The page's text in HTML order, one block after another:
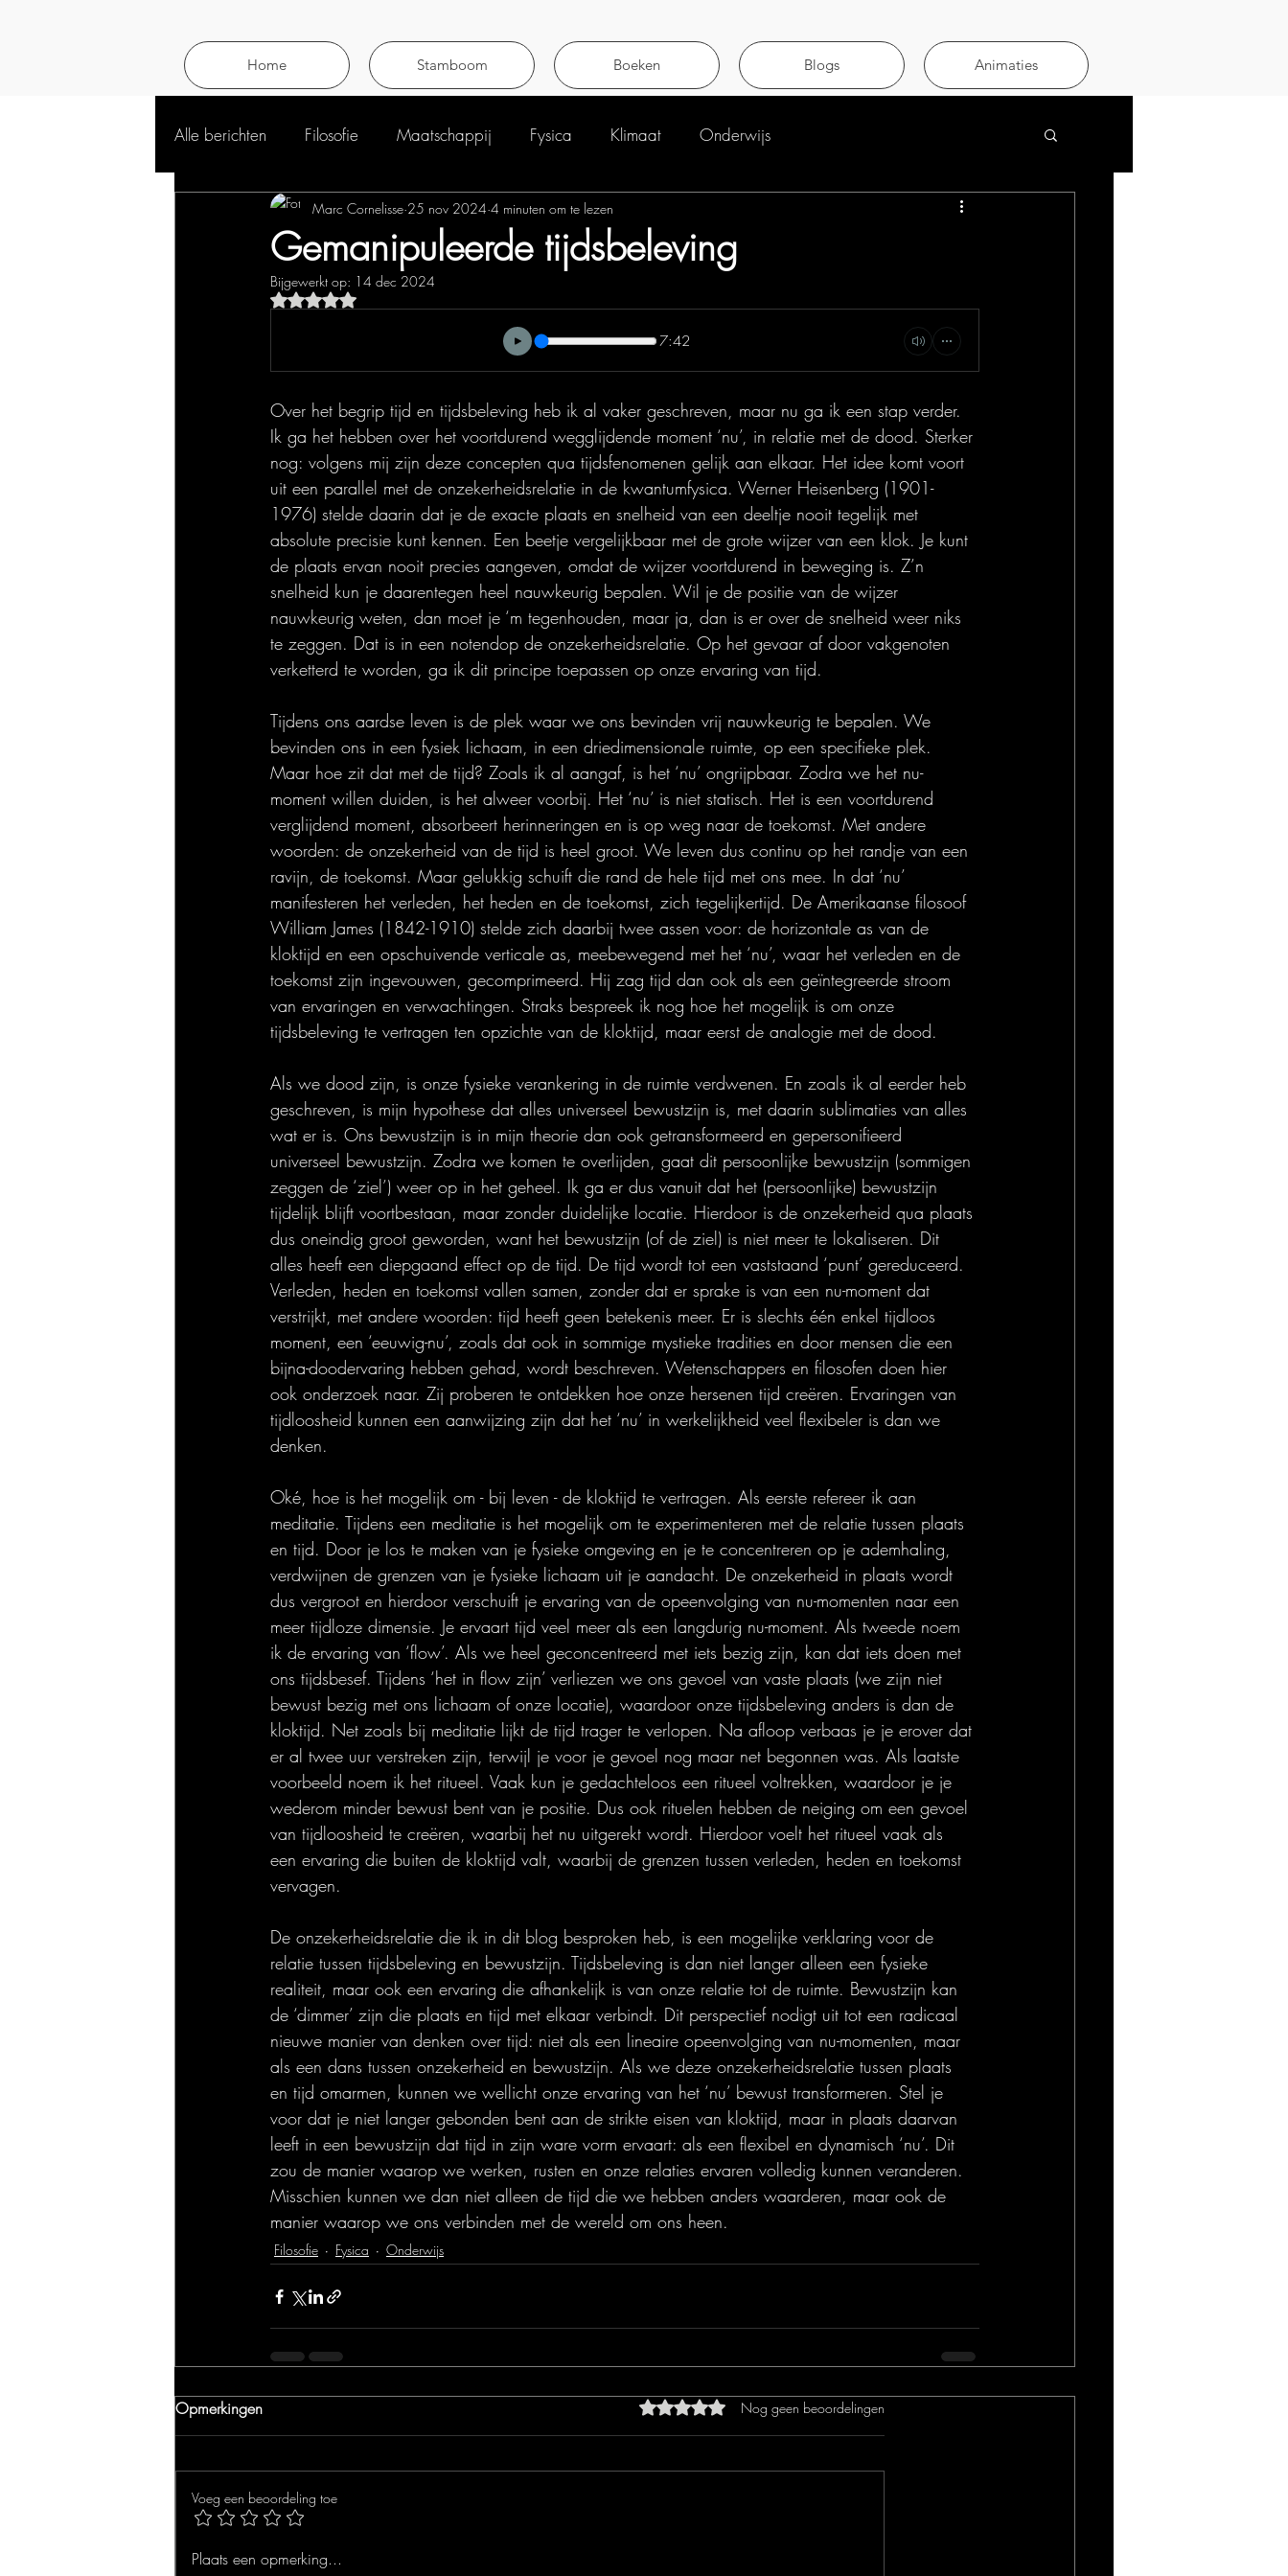
Home Stamboom Boeken Blogs Animaties
Alle berichten Filosofie Maatschappij Fysica Klimaat Onderwijs
Gemanipuleerde tijdsbeleving
Marc Cornelisse 25 nov 2024 4 minuten om te lezen
Bijgewerkt op: 14 dec 2024
Beoordeeld met NaN uit 5 sterren.
7:42
Over het begrip tijd en tijdsbeleving heb ik al vaker geschreven, maar nu ga ik een stap verder.
Ik ga het hebben over het voortdurend wegglijdende moment ‘nu’, in relatie met de dood. Sterker
nog: volgens mij zijn deze concepten qua tijdsfenomenen gelijk aan elkaar. Het idee komt voort
uit een parallel met de onzekerheidsrelatie in de kwantumfysica. Werner Heisenberg (1901-
1976) stelde daarin dat je de exacte plaats en snelheid van een deeltje nooit tegelijk met
absolute precisie kunt kennen. Een beetje vergelijkbaar met de grote wijzer van een klok. Je kunt
de plaats ervan nooit precies aangeven, omdat de wijzer voortdurend in beweging is. Z’n
snelheid kun je daarentegen heel nauwkeurig bepalen. Wil je de positie van de wijzer
nauwkeurig weten, dan moet je ‘m tegenhouden, maar ja, dan is er over de snelheid weer niks
te zeggen. Dat is in een notendop de onzekerheidsrelatie. Op het gevaar af door vakgenoten
verketterd te worden, ga ik dit principe toepassen op onze ervaring van tijd.
Tijdens ons aardse leven is de plek waar we ons bevinden vrij nauwkeurig te bepalen. We
bevinden ons in een fysiek lichaam, in een driedimensionale ruimte, op een specifieke plek.
Maar hoe zit dat met de tijd? Zoals ik al aangaf, is het ‘nu’ ongrijpbaar. Zodra we het nu-
moment willen duiden, is het alweer voorbij. Het ‘nu’ is niet statisch. Het is een voortdurend
verglijdend moment, absorbeert herinneringen en is op weg naar de toekomst. Met andere
woorden: de onzekerheid van de tijd is heel groot. We leven dus continu op het randje van een
ravijn, de toekomst. Maar gelukkig schuift die rand de hele tijd met ons mee. In dat ‘nu’
manifesteren het verleden, het heden en de toekomst, zich tegelijkertijd. De Amerikaanse filosoof
William James (1842-1910) stelde zich daarbij twee assen voor: de horizontale as van de
kloktijd en een opschuivende verticale as, meebewegend met het ‘nu’, waar het verleden en de
toekomst zijn ingevouwen, gecomprimeerd. Hij zag tijd dan ook als een geïntegreerde stroom
van ervaringen en verwachtingen. Straks bespreek ik nog hoe het mogelijk is om onze
tijdsbeleving te vertragen ten opzichte van de kloktijd, maar eerst de analogie met de dood.
Als we dood zijn, is onze fysieke verankering in de ruimte verdwenen. En zoals ik al eerder heb
geschreven, is mijn hypothese dat alles universeel bewustzijn is, met daarin sublimaties van alles
wat er is. Ons bewustzijn is in mijn theorie dan ook getransformeerd en gepersonifieerd
universeel bewustzijn. Zodra we komen te overlijden, gaat dit persoonlijke bewustzijn (sommigen
zeggen de ‘ziel’) weer op in het geheel. Ik ga er dus vanuit dat het (persoonlijke) bewustzijn
tijdelijk blijft voortbestaan, maar zonder duidelijke locatie. Hierdoor is de onzekerheid qua plaats
dus oneindig groot geworden, want het bewustzijn (of de ziel) is niet meer te lokaliseren. Dit
alles heeft een diepgaand effect op de tijd. De tijd wordt tot een vaststaand ‘punt’ gereduceerd.
Verleden, heden en toekomst vallen samen, zonder dat er sprake is van een nu-moment dat
verstrijkt, met andere woorden: tijd heeft geen betekenis meer. Er is slechts één enkel tijdloos
moment, een ‘eeuwig-nu’, zoals dat ook in sommige mystieke tradities en door mensen die een
bijna-doodervaring hebben gehad, wordt beschreven. Wetenschappers en filosofen doen hier
ook onderzoek naar. Zij proberen te ontdekken hoe onze hersenen tijd creëren. Ervaringen van
tijdloosheid kunnen een aanwijzing zijn dat het ‘nu’ in werkelijkheid veel flexibeler is dan we
denken.
Oké, hoe is het mogelijk om - bij leven - de kloktijd te vertragen. Als eerste refereer ik aan
meditatie. Tijdens een meditatie is het mogelijk om te experimenteren met de relatie tussen plaats
en tijd. Door je los te maken van je fysieke omgeving en je te concentreren op je ademhaling,
verdwijnen de grenzen van je fysieke lichaam uit je aandacht. De onzekerheid in plaats wordt
dus vergroot en hierdoor verschuift je ervaring van de opeenvolging van nu-momenten naar een
meer tijdloze dimensie. Je ervaart tijd veel meer als een langdurig nu-moment. Als tweede noem
ik de ervaring van ‘flow’. Als we heel geconcentreerd met iets bezig zijn, kan dat iets doen met
ons tijdsbesef. Tijdens ‘het in flow zijn’ verliezen we ons gevoel van vaste plaats (we zijn niet
bewust bezig met ons lichaam of onze locatie), waardoor onze tijdsbeleving anders is dan de
kloktijd. Net zoals bij meditatie lijkt de tijd trager te verlopen. Na afloop verbaas je je erover dat
er al twee uur verstreken zijn, terwijl je voor je gevoel nog maar net begonnen was. Als laatste
voorbeeld noem ik het ritueel. Vaak kun je gedachteloos een ritueel voltrekken, waardoor je je
wederom minder bewust bent van je positie. Dus ook rituelen hebben de neiging om een gevoel
van tijdloosheid te creëren, waarbij het nu uitgerekt wordt. Hierdoor voelt het ritueel vaak als
een ervaring die buiten de kloktijd valt, waarbij de grenzen tussen verleden, heden en toekomst
vervagen.
De onzekerheidsrelatie die ik in dit blog besproken heb, is een mogelijke verklaring voor de
relatie tussen tijdsbeleving en bewustzijn. Tijdsbeleving is dan niet langer alleen een fysieke
realiteit, maar ook een ervaring die afhankelijk is van onze relatie tot de ruimte. Bewustzijn kan
de ‘dimmer’ zijn die plaats en tijd met elkaar verbindt. Dit perspectief nodigt uit tot een radicaal
nieuwe manier van denken over tijd: niet als een lineaire opeenvolging van nu-momenten, maar
als een dans tussen onzekerheid en bewustzijn. Als we deze onzekerheidsrelatie tussen plaats
en tijd omarmen, kunnen we wellicht onze ervaring van het ‘nu’ bewust transformeren. Stel je
voor dat je niet langer gebonden bent aan de strikte eisen van kloktijd, maar in plaats daarvan
leeft in een bewustzijn dat tijd in zijn ware vorm ervaart: als een flexibel en dynamisch ‘nu’. Dit
zou de manier waarop we werken, rusten en onze relaties ervaren volledig kunnen veranderen.
Misschien kunnen we dan niet alleen de tijd die we hebben anders waarderen, maar ook de
manier waarop we ons verbinden met de wereld om ons heen.
Filosofie Fysica Onderwijs
Opmerkingen Beoordeeld met 0 uit 5 sterren.
Nog geen beoordelingen
Voeg een beoordeling toe
Plaats een opmerking...